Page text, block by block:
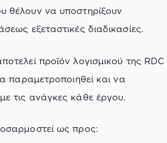
θέλουν να υποστηρίξουν
εξεταστικές διαδικασίες.
προϊόν λογισμικού της RDC
παραμετροποιηθεί και να
τις ανάγκες κάθε έργου.
ως προς: